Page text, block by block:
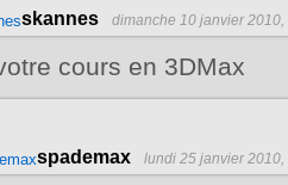
skannes dimanche 10 janvier 2010,
cours en 3DMax
spademax lundi 25 janvier 2010,